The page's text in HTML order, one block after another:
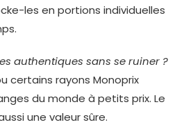
les en portions individuelles
authentiques sans se ruiner ?
certains rayons Monoprix
du monde à petits prix. Le
une valeur sûre.